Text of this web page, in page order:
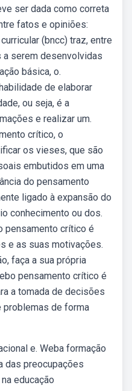
ser dada como correta
fatos e opiniões:
(bncc) traz, entre
serem desenvolvidas
básica, o.
de elaborar
ou seja, é a
e realizar um.
crítico, o
os vieses, que são
embutidos em uma
do pensamento
ligado à expansão do
conhecimento ou dos.
pensamento crítico é
e as suas motivações.
faça a sua própria
pensamento crítico é
a tomada de decisões
problemas de forma
e. Weba formação
das preocupações
educação